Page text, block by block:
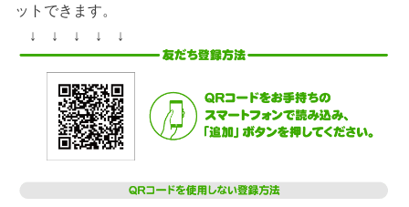
ットできます。
↓ ↓ ↓ ↓ ↓